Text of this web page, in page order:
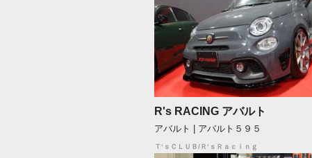
R's RACING アバルト
アバルト | アバルト５９５
Ｔ‘ｓＣＬＵＢ/Ｒ‘ｓＲａｃｉｎｇ